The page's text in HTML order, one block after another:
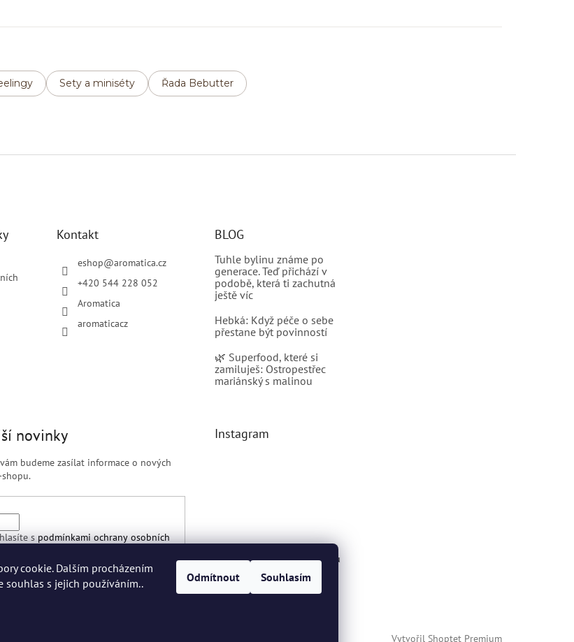
cookie. Dalším procházením
s jejich používáním..
Odmítnout Souhlasím
Sety a miniséty Řada Bebutter
Kontakt
eshop@aromatica.cz
+420 544 228 052
Aromatica
aromaticacz
BLOG
Tuhle bylinu známe po
generace. Teď přichází v
podobě, která ti zachutná
ještě víc
Hebká: Když péče o sebe
přestane být povinností
🌿 Superfood, které si
zamiluješ: Ostropestřec
mariánský s malinou
novinky
budeme zasílat informace o nových
spodmínkami ochrany osobních
Instagram
Sledovat na Instagramu
Vytvořil Shoptet Premium